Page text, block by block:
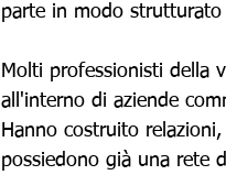
parte in modo
Molti professionisti della
all'interno di aziende
Hanno costruito
possiedono già una rete